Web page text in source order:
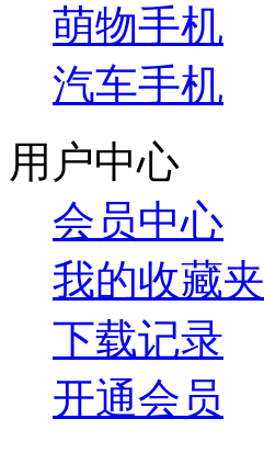
萌物手机
汽车手机
用户中心
会员中心
我的收藏夹
下载记录
开通会员